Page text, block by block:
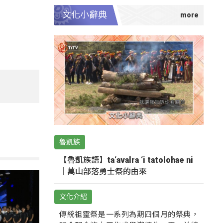
文化小辭典
魯凱族
【魯凱族語】ta‘avalra ‘i tatolohae ni
｜萬山部落勇士祭的由來
文化介紹
傳統祖靈祭是一系列為期四個月的祭典，